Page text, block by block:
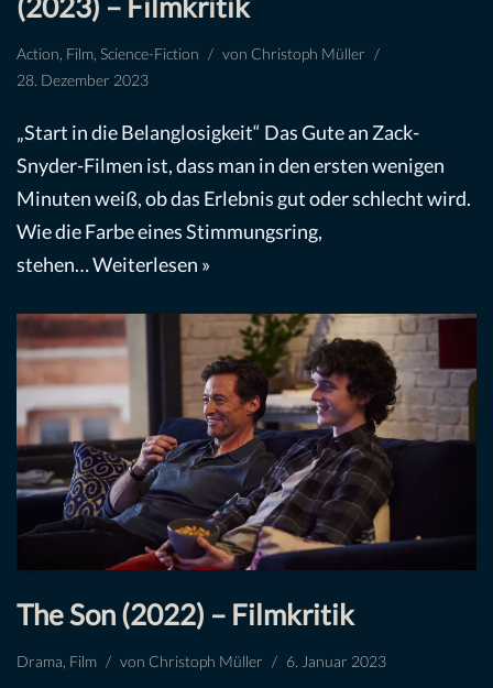
Action Film Science-Fiction von Christoph Müller
28. Dezember 2023
„Start in die Belanglosigkeit“ Das Gute an Zack-
Snyder-Filmen ist, dass man in den ersten wenigen
Minuten weiß, ob das Erlebnis gut oder schlecht wird.
Wie die Farbe eines Stimmungsring,
stehen…Weiterlesen »
The Son (2022) – Filmkritik
Drama Film von Christoph Müller 6. Januar 2023